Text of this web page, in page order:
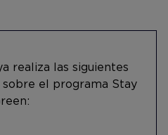
realiza las siguientes
el programa Stay